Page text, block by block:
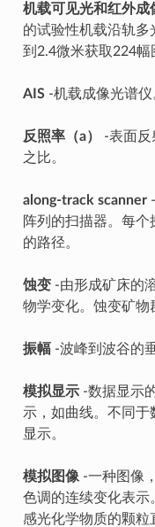
机载可见光和红外成
的试验性机载沿轨
到2.4微米获取224幅
AIS-机载成像光谱仪
反照率（a）
-表面反
之比。
along-track scanner-
阵列的扫描器。每
的路径。
蚀变-由形成矿床的
物学变化。蚀变矿物
振幅 -波峰到波谷的
模拟显示-数据显示
示，如曲线。不同
显示。
模拟图像 -一种图像
色调的连续变化表示
感光化学物质的颗